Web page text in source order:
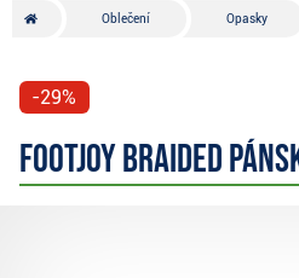
Oblečení Opasky
-29%
FootJoy Braided